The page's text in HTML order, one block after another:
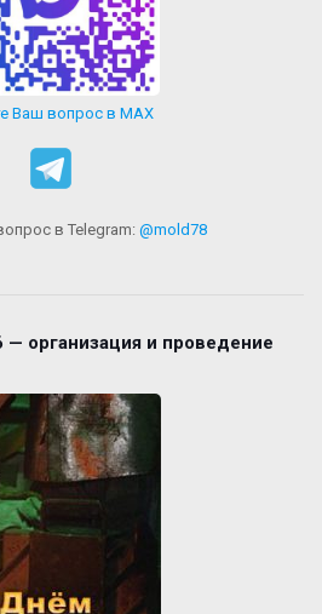
Ваш вопрос в MAX
в Telegram: @mold78
— организация и проведение